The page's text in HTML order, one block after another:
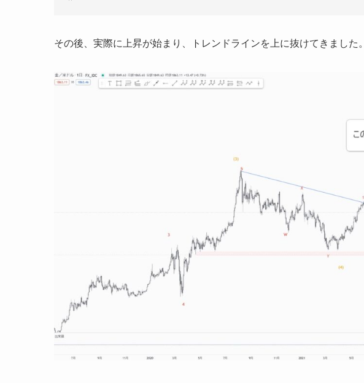
その後、実際に上昇が始まり、トレンドラインを上に抜けてきました。